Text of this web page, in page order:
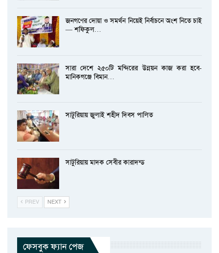
জনগণের দোয়া ও সমর্থন নিয়েই নির্বাচনে অংশ নিতে চাই
— শফিকুল…
সারা দেশে ২৫০টি মন্দিরের উন্নয়ন কাজ করা হবে-
মানিকগঞ্জে বিমান…
সাটুরিয়ায় জুলাই শহীদ দিবস পালিত
সাটুরিয়ায় মাদক সেবীর কারাদন্ড
PREV NEXT
ফেসবুক ফ্যান পেজ